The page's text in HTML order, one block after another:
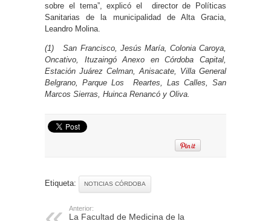
sobre el tema”, explicó el director de Políticas
Sanitarias de la municipalidad de Alta Gracia,
Leandro Molina.
(1) San Francisco, Jesús María, Colonia Caroya,
Oncativo, Ituzaingó Anexo en Córdoba Capital,
Estación Juárez Celman, Anisacate, Villa General
Belgrano, Parque Los Reartes, Las Calles, San
Marcos Sierras, Huinca Renancó y Oliva.
Etiqueta: NOTICIAS CÓRDOBA
Anterior:
La Facultad de Medicina de la